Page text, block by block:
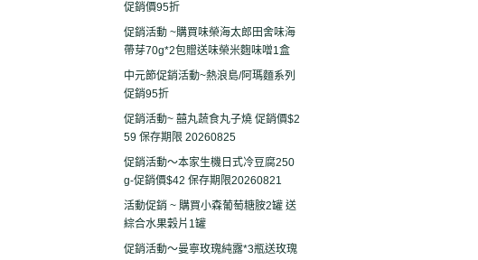
促銷價95折
促銷活動 ~購買味榮海太郎田舍味海
帶芽70g*2包贈送味榮米麴味噌1盒
中元節促銷活動~熱浪島/阿瑪麵系列
促銷95折
促銷活動~ 囍丸蔬食丸子燒 促銷價$2
59 保存期限 20260825
促銷活動～本家生機日式冷豆腐250
g-促銷價$42 保存期限20260821
活動促銷 ~ 購買小森葡萄糖胺2罐 送
綜合水果穀片1罐
促銷活動～曼寧玫瑰純露*3瓶送玫瑰